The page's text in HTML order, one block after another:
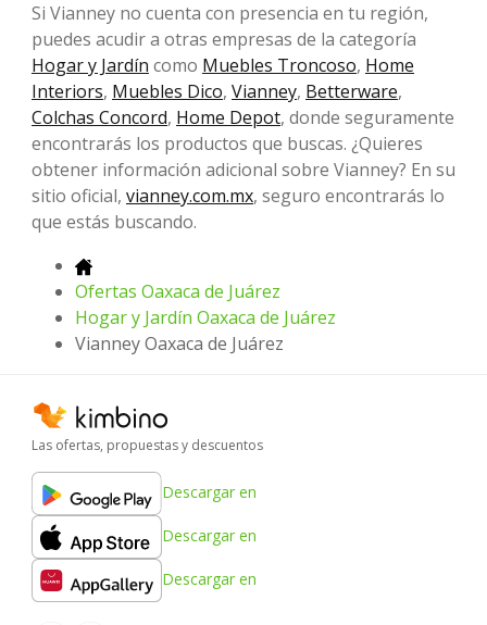
Si Vianney no cuenta con presencia en tu región,
puedes acudir a otras empresas de la categoría
Hogar y Jardín como Muebles Troncoso, Home
Interiors, Muebles Dico, Vianney, Betterware,
Colchas Concord, Home Depot, donde seguramente
encontrarás los productos que buscas. ¿Quieres
obtener información adicional sobre Vianney? En su
sitio oficial, vianney.com.mx, seguro encontrarás lo
que estás buscando.
Ofertas Oaxaca de Juárez
Hogar y Jardín Oaxaca de Juárez
Vianney Oaxaca de Juárez
Las ofertas, propuestas y descuentos
Descargar en
Descargar en
Descargar en